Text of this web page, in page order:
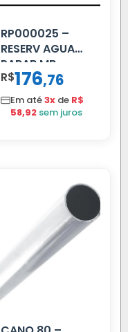
RP000025 –
RESERV AGUA
PARAB MB
ACCELO
C/TAMPA
R$176,76
Em até3x de R$
58,92 sem juros